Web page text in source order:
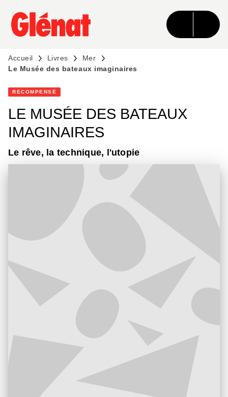
MENU RECHERCHE CONTENU
PIED DE PAGE
Accueil Livres
Mer
Le Musée des bateaux imaginaires
RÉCOMPENSÉ
LE MUSÉE DES BATEAUX
IMAGINAIRES
Le rêve, la technique, l'utopie